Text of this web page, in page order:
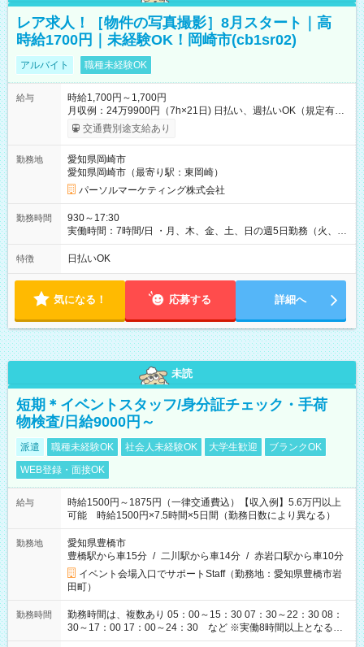
レア求人！［物件の写真撮影］8月スタート｜高
時給1700円｜未経験OK！岡崎市(cb1sr02)
アルバイト 職種未経験OK
給与
時給1,700円～1,700円
月収例：24万9900円（7h×21日) 日払い、週払いOK（規定有
り） 【試用期間】試用期間なし
交通費別途支給あり
勤務地
愛知県岡崎市
愛知県岡崎市（最寄り駅：東岡崎）
パーソルマーケティング株式会社
勤務時間
930～17:30
実働時間：7時間/日 ・月、木、金、土、日の週5日勤務（火、水
は固定休です／夏季、年末年始等、長期休暇有り！） ・ワンシ
フト！ 残業ほぼナシ（0～5h/月）
特徴 日払いOK
気になる！ 応募する 詳細へ
未読
短期＊イベントスタッフ/身分証チェック・手荷
物検査/日給9000円～
派遣 職種未経験OK 社会人未経験OK 大学生歓迎
ブランクOK
WEB登録・面接OK
給与
時給1500円～1875円（一律交通費込）【収入例】5.6万円以上
可能 時給1500円×7.5時間×5日間（勤務日数により異なる）
勤務地
愛知県豊橋市
豊橋駅から車15分 / 二川駅から車14分 / 赤岩口駅から車10分
イベント会場入口でサポートStaff（勤務地：愛知県豊橋市岩
田町）
勤務時間
勤務時間は、複数あり 05：00～15：30 07：30～22：30 08：
30～17：00 17：00～24：30 など ※実働8時間以上となる勤
務もあります。 【休憩】60分+他休憩あり 交替で取得します。